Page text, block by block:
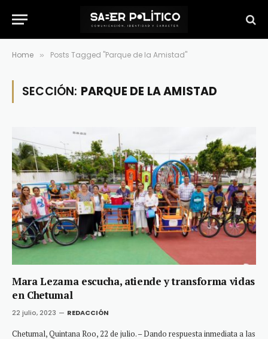
Home » Posts Tagged "Parque de la Amistad"
SECCIÓN: PARQUE DE LA AMISTAD
Mara Lezama escucha, atiende y transforma vidas
en Chetumal
22 julio, 2023 REDACCIÓN
Chetumal, Quintana Roo, 22 de julio. – Dando respuesta inmediata a las